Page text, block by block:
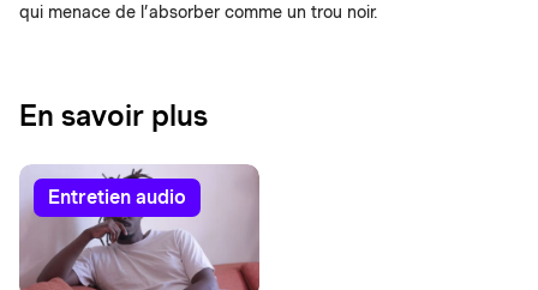
qui menace de l’absorber comme un trou noir.
En savoir plus
entretien audio